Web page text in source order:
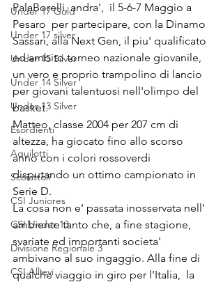
Under 17 Gold
Under 17 silver
Under 15 Silver
Under 14 Silver
Under 13 Silver
Esordienti
Aquilotti
Scoiattoli
CSI Juniores
CSI Under 13
Divisione Regionale 3
CSI Allievi
PalaBorelli, andra',  il 5-6-7 Maggio a
Pesaro  per partecipare, con la Dinamo
Sassari, alla Next Gen, il piu' qualificato
ed ambito torneo nazionale giovanile,
un vero e proprio trampolino di lancio
per giovani talentuosi nell'olimpo del
basket.
Matteo, classe 2004 per 207 cm di
altezza, ha giocato fino allo scorso
anno con i colori rossoverdi
disputando un ottimo campionato in
Serie D.
La cosa non e' passata inosservata nell'
ambiente tanto che, a fine stagione,
svariate ed importanti societa'
ambivano al suo ingaggio. Alla fine di
qualche viaggio in giro per l'Italia,  la